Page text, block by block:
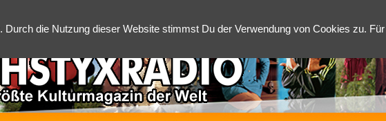
die Nutzung dieser Website stimmst Du der Verwendung von Cookies zu.